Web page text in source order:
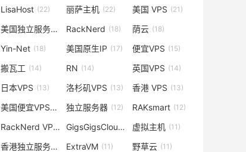
LisaHost (22) 丽萨主机 (22) 美国 VPS (21)
美国独立服务器 (19)
RackNerd (18) 荫云 (18)
Yin-Net (18) 美国原生IP (17) 便宜VPS (15)
搬瓦工 (14) RN (14) 英国VPS (14)
日本VPS (13) 洛杉矶VPS (13) 香港 VPS (13)
美国便宜VPS(12) 独立服务器 (12) RAKsmart (12)
RackNerd VPS (11) GigsGigsCloud (11)
虚拟主机 (11)
香港独立服务器 (11)
ExtraVM (11) 野草云 (11)